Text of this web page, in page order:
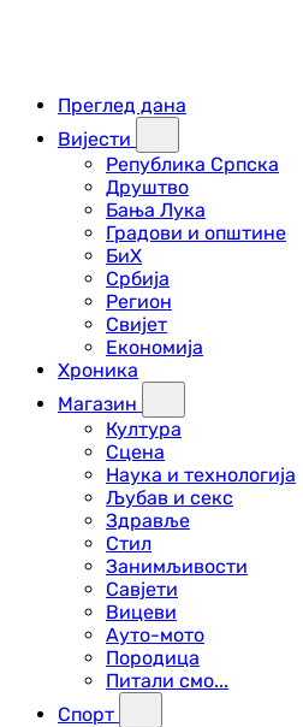
Преглед дана
Вијести
Република Српска
Друштво
Бања Лука
Градови и општине
БиХ
Србија
Регион
Свијет
Економија
Хроника
Магазин
Култура
Сцена
Наука и технологија
Љубав и секс
Здравље
Стил
Занимљивости
Савјети
Вицеви
Ауто-мото
Породица
Питали смо...
Спорт